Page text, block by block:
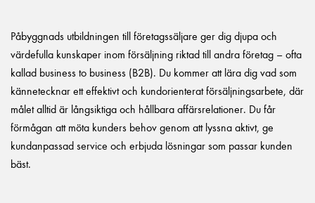
Påbyggnads utbildningen till företagssäljare ger dig djupa och
värdefulla kunskaper inom försäljning riktad till andra företag – ofta
kallad business to business (B2B). Du kommer att lära dig vad som
kännetecknar ett effektivt och kundorienterat försäljningsarbete, där
målet alltid är långsiktiga och hållbara affärsrelationer. Du får
förmågan att möta kunders behov genom att lyssna aktivt, ge
kundanpassad service och erbjuda lösningar som passar kunden
bäst.